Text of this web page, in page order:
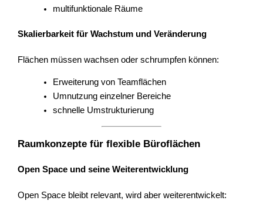
multifunktionale Räume
Skalierbarkeit für Wachstum und Veränderung
Flächen müssen wachsen oder schrumpfen können:
Erweiterung von Teamflächen
Umnutzung einzelner Bereiche
schnelle Umstrukturierung
Raumkonzepte für flexible Büroflächen
Open Space und seine Weiterentwicklung
Open Space bleibt relevant, wird aber weiterentwickelt: